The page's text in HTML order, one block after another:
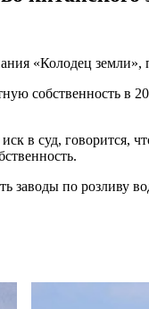
«Колодец земли»,
собственность в
в суд, говорится,
заводы по розливу